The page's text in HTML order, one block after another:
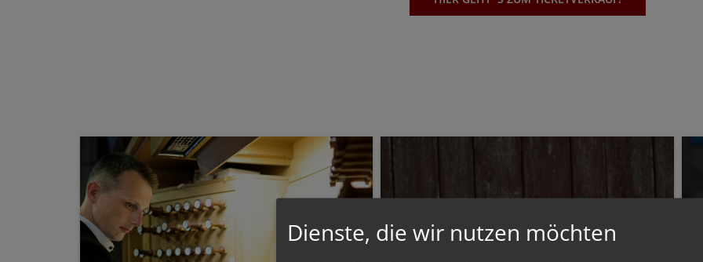
Dienste, die wir nutzen möchten